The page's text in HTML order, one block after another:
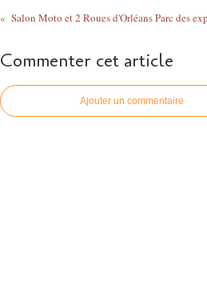
Commenter cet article
Ajouter un commentaire